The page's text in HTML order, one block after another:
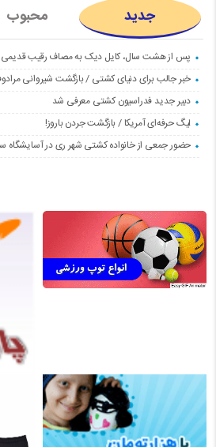
جدید محبوب
پس از هشت سال، کایل دیک به مصاف رقیب
خبر جالب برای دنیای کشتی / بازگشت شیروانی
دبیر جدید فدراسیون کشتی معرفی شد
لیگ حرفه‌ای آمریکا / بازگشت جردن باروز!
حضور جمعی از خانواده کشتی شهر ری در آسایشگاه